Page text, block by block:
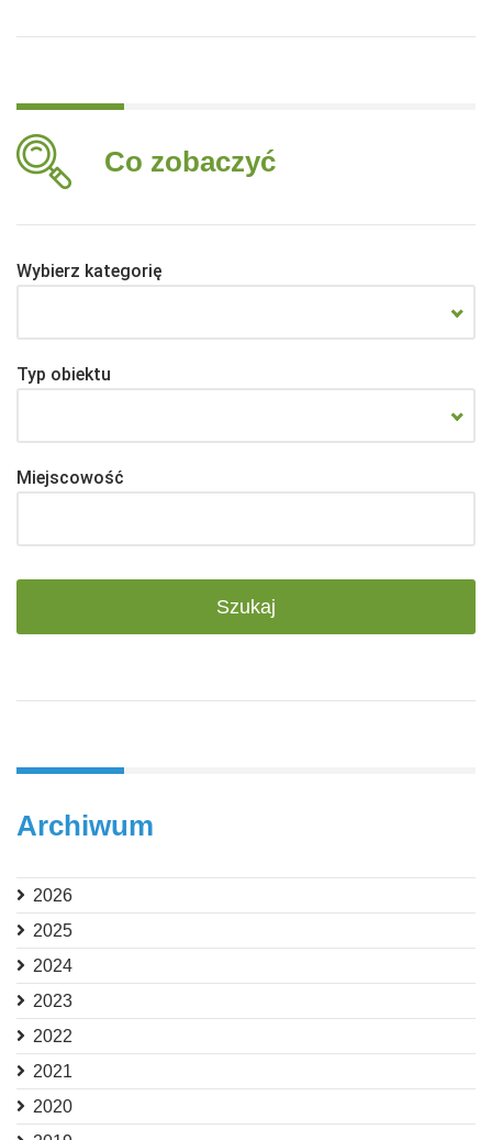
Co zobaczyć
Wybierz kategorię
Typ obiektu
Miejscowość
Archiwum
2026
2025
2024
2023
2022
2021
2020